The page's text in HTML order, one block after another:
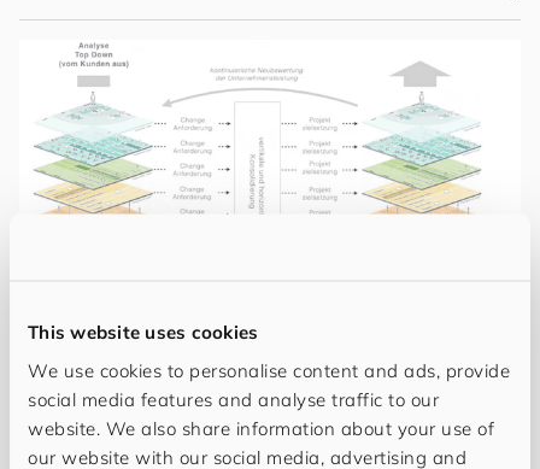
This website uses cookies
We use cookies to personalise content and ads, provide
social media features and analyse traffic to our
website. We also share information about your use of
our website with our social media, advertising and
Webinar
Software-Evaluation mit der Exploded View
Online･ 10.11.2026, 10:00 — 10:45 UTC +01:00 ･
Deutsch